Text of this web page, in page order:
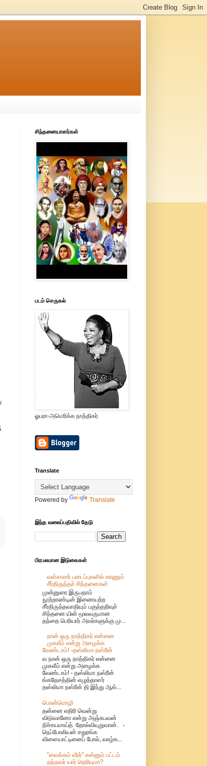
சிந்தனையாளர்கள்
படம் செருகல்
ஓபரா-அமெரிக்க நாத்திகர்
Translate
Powered by Translate
இந்த வலைப்பதிவில் தேடு
பிரபலமான இடுகைகள்
வள்ளலார் படைப்புகளில் காணும்
சீர்திருத்தச் சிந்தனைகள்
முன்னுரை இருபதாம்
நூற்றாண்டின் இணையற்ற
சீர்திருத்தவாதியும் பகுத்தறிவுச்
சிந்தனை யின் மூலவருமான
தந்தை பெரியார் அவர்களுக்கு மு...
நான் ஒரு நாத்திகர் என்னை
முசுலீம் என்று அழைக்க
வேண்டாம்! -தஸ்லிமா நஸ்ரீன்
வ நான் ஒரு நாத்திகர் என்னை
முசுலீம் என்று அழைக்க
வேண்டாம்! - தஸ்லிமா நஸ்ரீன்
ங்கதேசத்தின் எழுத்தாளர்
தஸ்லிமா நஸ்ரீன் தி இந்து ஆங்...
பொன்மொழி
தன்னை எதிரி வென்று
விடுவானோ என்று அஞ்சுபவன்
நிச்சயமாய்த் தோல்வியுறுவான். -
நெப்போலியன் சதுரங்க
விளையாட்டினைப் போல், வாழ்க...
”வைக்கம் வீரர்” என்னும் பட்டம்
தந்தவர் யார் தெரியுமா?